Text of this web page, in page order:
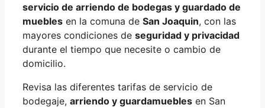
servicio de arriendo de bodegas y guardado de
muebles en la comuna de San Joaquin, con las
mayores condiciones de seguridad y privacidad
durante el tiempo que necesite o cambio de
domicilio.
Revisa las diferentes tarifas de servicio de
bodegaje, arriendo y guardamuebles en San